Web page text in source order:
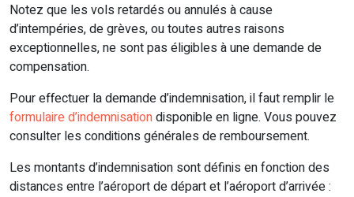
Notez que les vols retardés ou annulés à cause
d’intempéries, de grèves, ou toutes autres raisons
exceptionnelles, ne sont pas éligibles à une demande de
compensation.
Pour effectuer la demande d’indemnisation, il faut remplir le
formulaire d’indemnisationdisponible en ligne. Vous pouvez
consulter les conditions générales de remboursement.
Les montants d’indemnisation sont définis en fonction des
distances entre l’aéroport de départ et l’aéroport d’arrivée :